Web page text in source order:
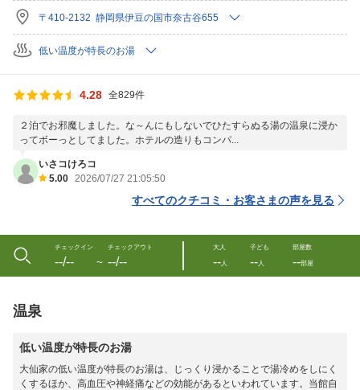
〒410-2132 静岡県伊豆の国市奈古谷655
低い温度が特長のお湯
4.28 全829件
２泊でお邪魔しました。な～んにもしないでひたすらぬる湯の温泉に浸か
ってボーっとしてました。ホテルの造りもコンパ...
いさコけろコ
5.00 2026/07/27 21:05:50
すべてのクチコミ・お客さまの声を見る
チェックイン
--/-- 〜
チェックアウト
--/--
大人
--人
子ども
--人
部屋数
--部屋
温泉
低い温度が特長のお湯
大仙家の低い温度が特長のお湯は、じっくり浸かることで湯冷めをしにく
くするほか、高血圧や神経痛などの効能があるといわれています。当館自